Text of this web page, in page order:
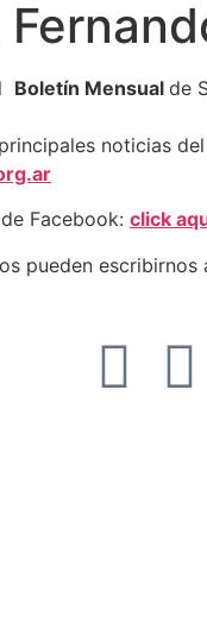
Boletín Mensual de
noticias
Facebook: click
pueden escribirnos